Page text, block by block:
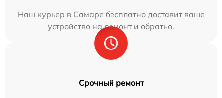
Наш курьер в Самаре бесплатно доставит ваше
устройство на ремонт и обратно.
Срочный ремонт